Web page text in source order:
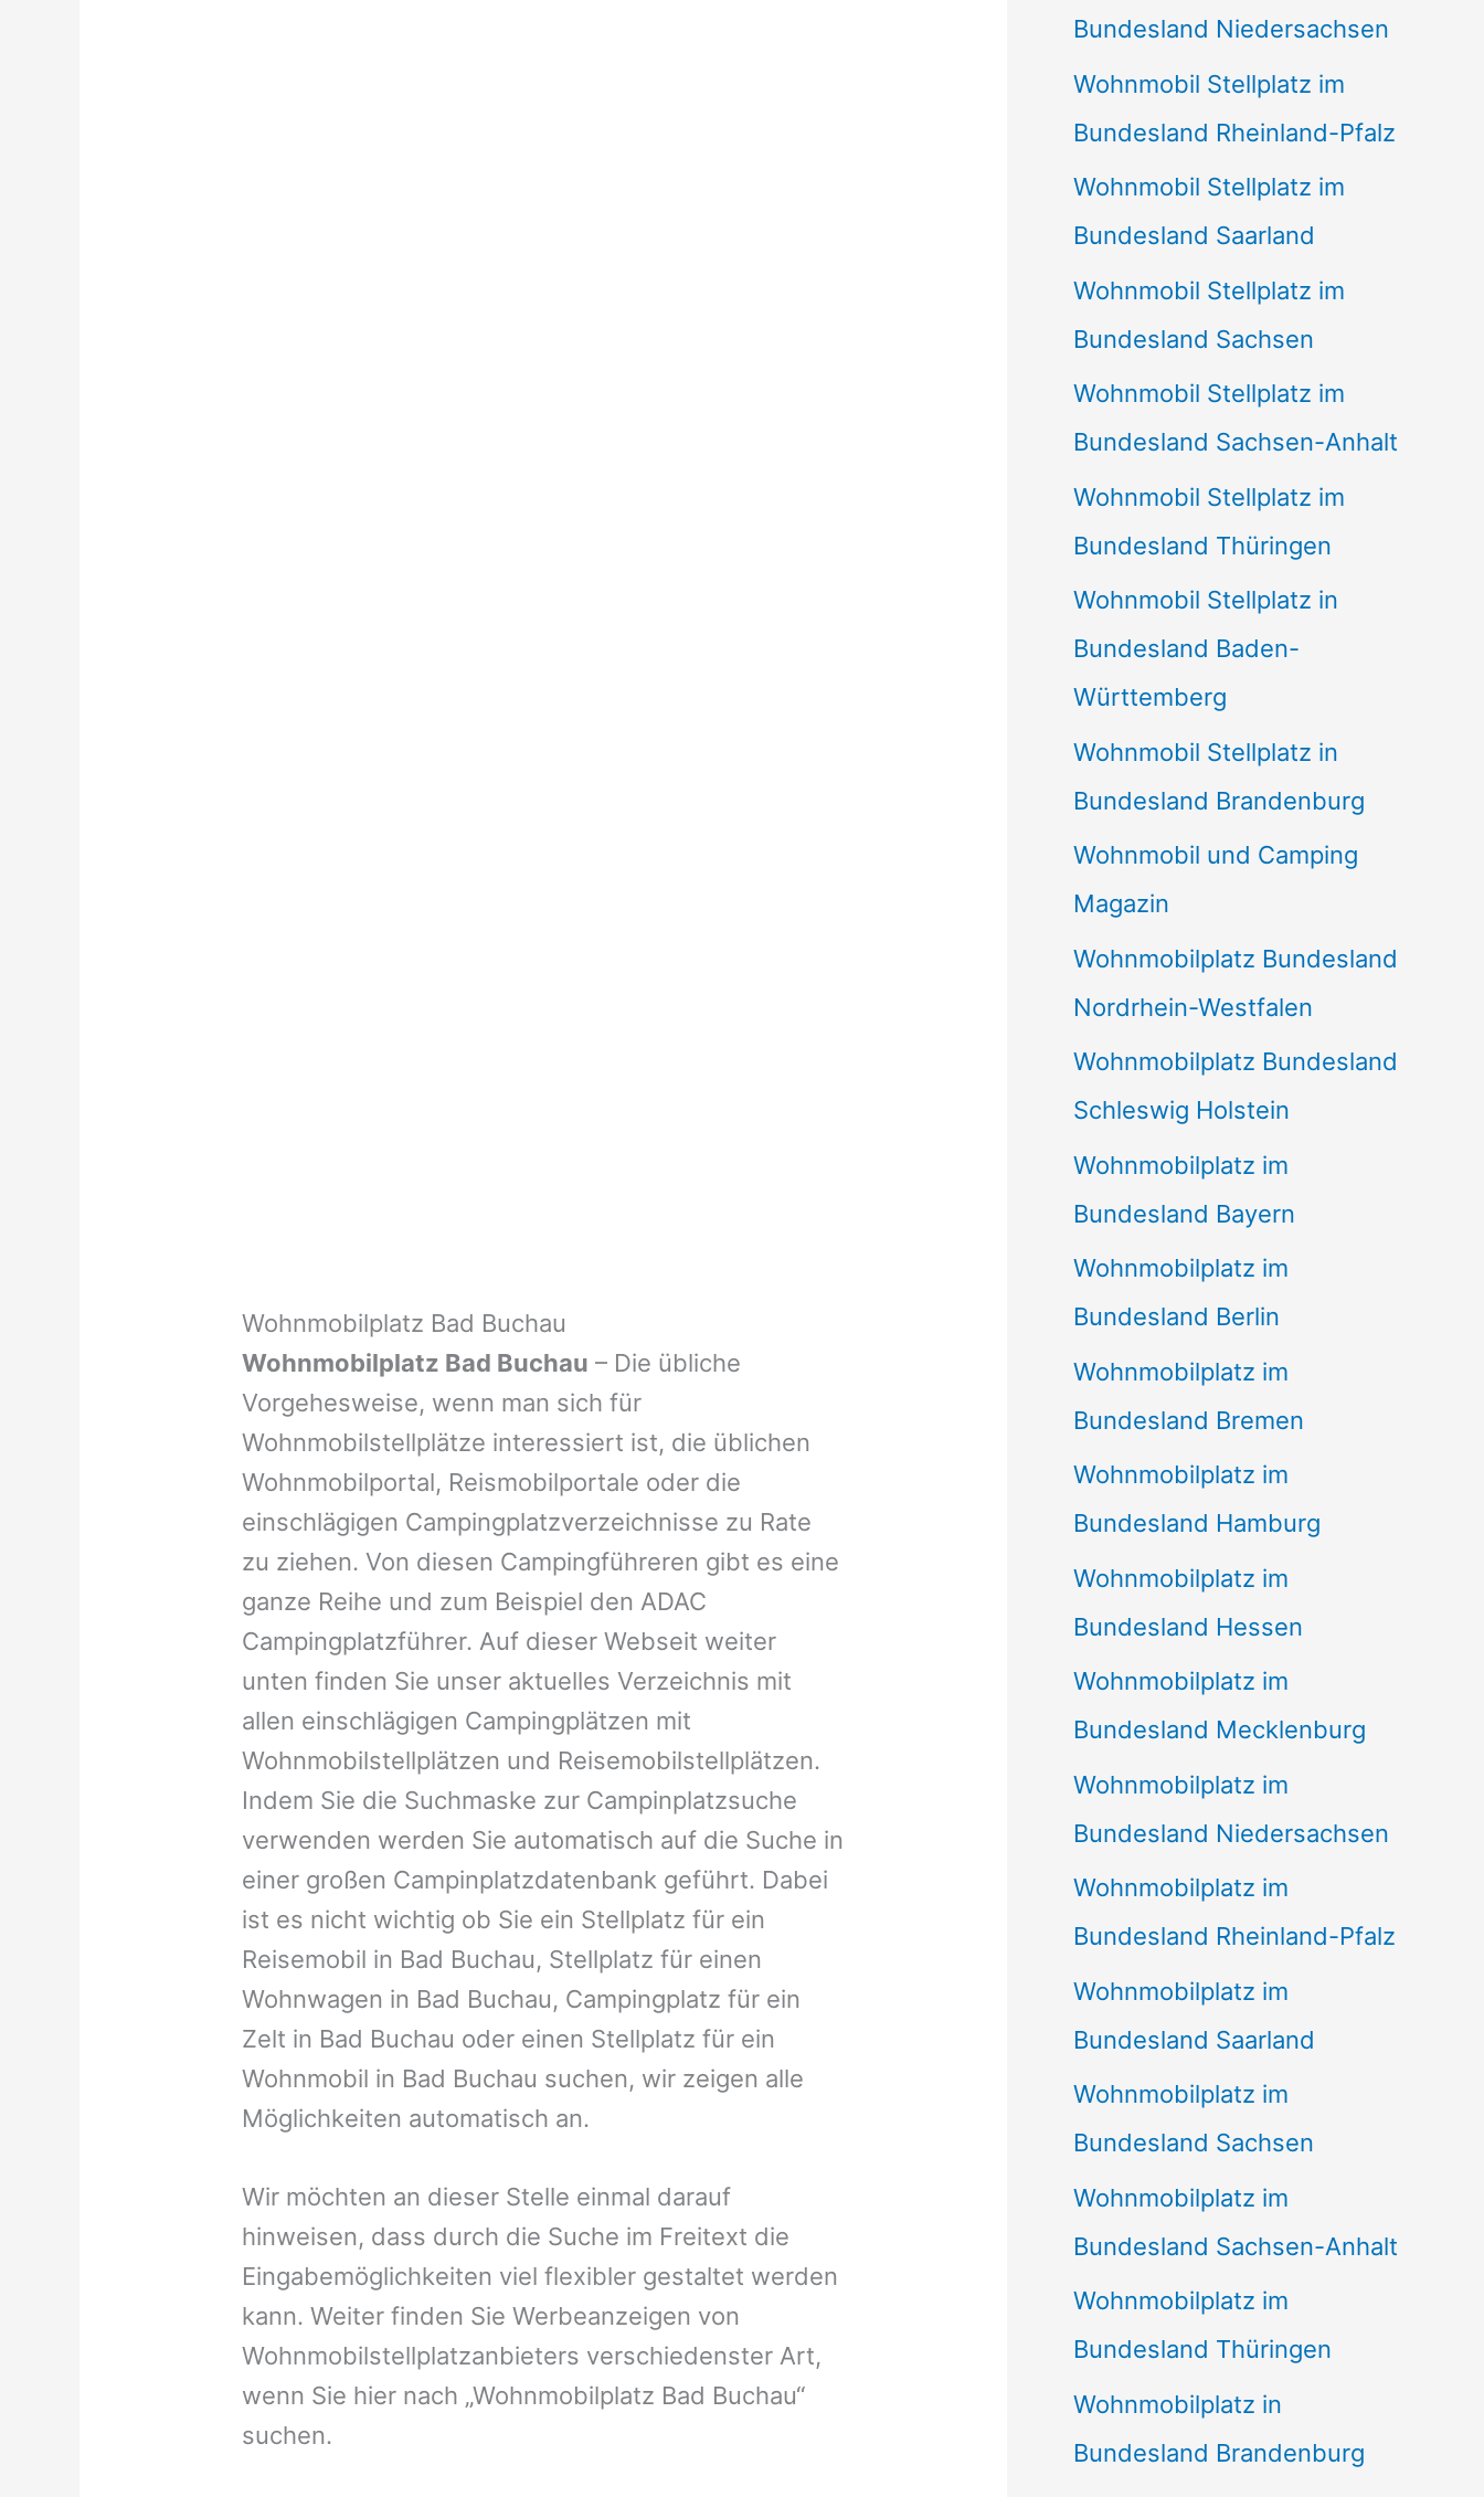
Wohnmobilplatz Bad Buchau
Wohnmobilplatz Bad Buchau – Die übliche
Vorgehesweise, wenn man sich für
Wohnmobilstellplätze interessiert ist, die üblichen
Wohnmobilportal, Reismobilportale oder die
einschlägigen Campingplatzverzeichnisse zu Rate
zu ziehen. Von diesen Campingführeren gibt es eine
ganze Reihe und zum Beispiel den ADAC
Campingplatzführer. Auf dieser Webseit weiter
unten finden Sie unser aktuelles Verzeichnis mit
allen einschlägigen Campingplätzen mit
Wohnmobilstellplätzen und Reisemobilstellplätzen.
Indem Sie die Suchmaske zur Campinplatzsuche
verwenden werden Sie automatisch auf die Suche in
einer großen Campinplatzdatenbank geführt. Dabei
ist es nicht wichtig ob Sie ein Stellplatz für ein
Reisemobil in Bad Buchau, Stellplatz für einen
Wohnwagen in Bad Buchau, Campingplatz für ein
Zelt in Bad Buchau oder einen Stellplatz für ein
Wohnmobil in Bad Buchau suchen, wir zeigen alle
Möglichkeiten automatisch an.
Wir möchten an dieser Stelle einmal darauf
hinweisen, dass durch die Suche im Freitext die
Eingabemöglichkeiten viel flexibler gestaltet werden
kann. Weiter finden Sie Werbeanzeigen von
Wohnmobilstellplatzanbieters verschiedenster Art,
wenn Sie hier nach „Wohnmobilplatz Bad Buchau“
suchen.
Bundesland Niedersachsen
Wohnmobil Stellplatz im
Bundesland Rheinland-Pfalz
Wohnmobil Stellplatz im
Bundesland Saarland
Wohnmobil Stellplatz im
Bundesland Sachsen
Wohnmobil Stellplatz im
Bundesland Sachsen-Anhalt
Wohnmobil Stellplatz im
Bundesland Thüringen
Wohnmobil Stellplatz in
Bundesland Baden-
Württemberg
Wohnmobil Stellplatz in
Bundesland Brandenburg
Wohnmobil und Camping
Magazin
Wohnmobilplatz Bundesland
Nordrhein-Westfalen
Wohnmobilplatz Bundesland
Schleswig Holstein
Wohnmobilplatz im
Bundesland Bayern
Wohnmobilplatz im
Bundesland Berlin
Wohnmobilplatz im
Bundesland Bremen
Wohnmobilplatz im
Bundesland Hamburg
Wohnmobilplatz im
Bundesland Hessen
Wohnmobilplatz im
Bundesland Mecklenburg
Wohnmobilplatz im
Bundesland Niedersachsen
Wohnmobilplatz im
Bundesland Rheinland-Pfalz
Wohnmobilplatz im
Bundesland Saarland
Wohnmobilplatz im
Bundesland Sachsen
Wohnmobilplatz im
Bundesland Sachsen-Anhalt
Wohnmobilplatz im
Bundesland Thüringen
Wohnmobilplatz in
Bundesland Brandenburg